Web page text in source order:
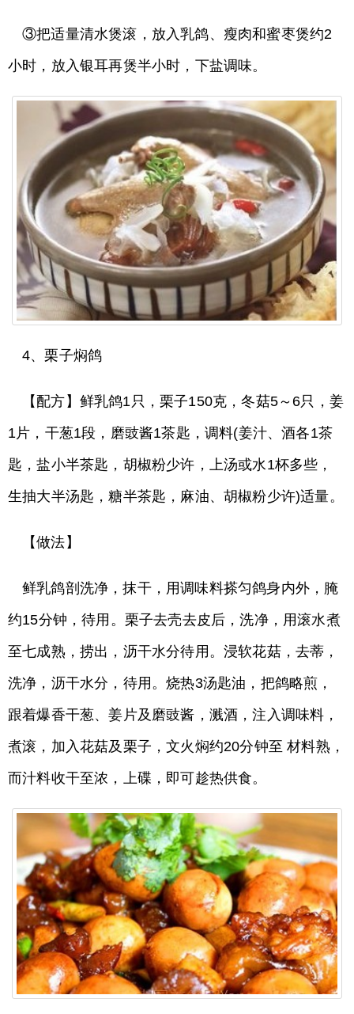
③把适量清水煲滚，放入乳鸽、瘦肉和蜜枣煲约2
小时，放入银耳再煲半小时，下盐调味。
4、栗子焖鸽
【配方】鲜乳鸽1只，栗子150克，冬菇5～6只，姜
1片，干葱1段，磨豉酱1茶匙，调料(姜汁、酒各1茶
匙，盐小半茶匙，胡椒粉少许，上汤或水1杯多些，
生抽大半汤匙，糖半茶匙，麻油、胡椒粉少许)适量。
【做法】
鲜乳鸽剖洗净，抹干，用调味料搽匀鸽身内外，腌
约15分钟，待用。栗子去壳去皮后，洗净，用滚水煮
至七成熟，捞出，沥干水分待用。浸软花菇，去蒂，
洗净，沥干水分，待用。烧热3汤匙油，把鸽略煎，
跟着爆香干葱、姜片及磨豉酱，溅酒，注入调味料，
煮滚，加入花菇及栗子，文火焖约20分钟至 材料熟，
而汁料收干至浓，上碟，即可趁热供食。